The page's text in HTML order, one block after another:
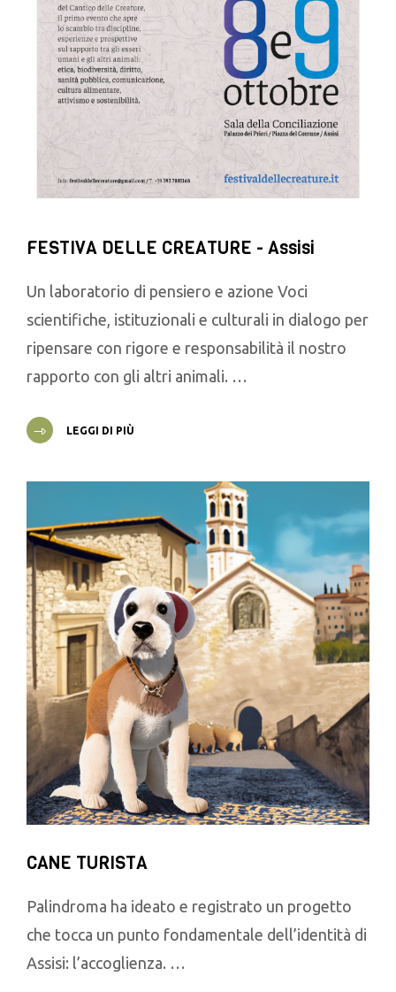
FESTIVA DELLE CREATURE - Assisi
Un laboratorio di pensiero e azione Voci
scientifiche, istituzionali e culturali in dialogo per
ripensare con rigore e responsabilità il nostro
rapporto con gli altri animali. …
LEGGI DI PIÙ
CANE TURISTA
Palindroma ha ideato e registrato un progetto
che tocca un punto fondamentale dell’identità di
Assisi: l’accoglienza. …